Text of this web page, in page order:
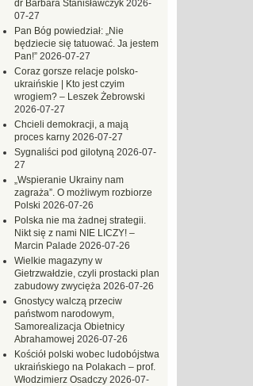
dr Barbara Stanisławczyk 2026-
07-27
Pan Bóg powiedział: „Nie
będziecie się tatuować. Ja jestem
Pan!” 2026-07-27
Coraz gorsze relacje polsko-
ukraińskie | Kto jest czyim
wrogiem? – Leszek Żebrowski
2026-07-27
Chcieli demokracji, a mają
proces karny 2026-07-27
Sygnaliści pod gilotyną 2026-07-
27
„Wspieranie Ukrainy nam
zagraża”. O możliwym rozbiorze
Polski 2026-07-26
Polska nie ma żadnej strategii.
Nikt się z nami NIE LICZY! –
Marcin Palade 2026-07-26
Wielkie magazyny w
Gietrzwałdzie, czyli prostacki plan
zabudowy zwycięża 2026-07-26
Gnostycy walczą przeciw
państwom narodowym,
Samorealizacja Obietnicy
Abrahamowej 2026-07-26
Kościół polski wobec ludobójstwa
ukraińskiego na Polakach – prof.
Włodzimierz Osadczy 2026-07-